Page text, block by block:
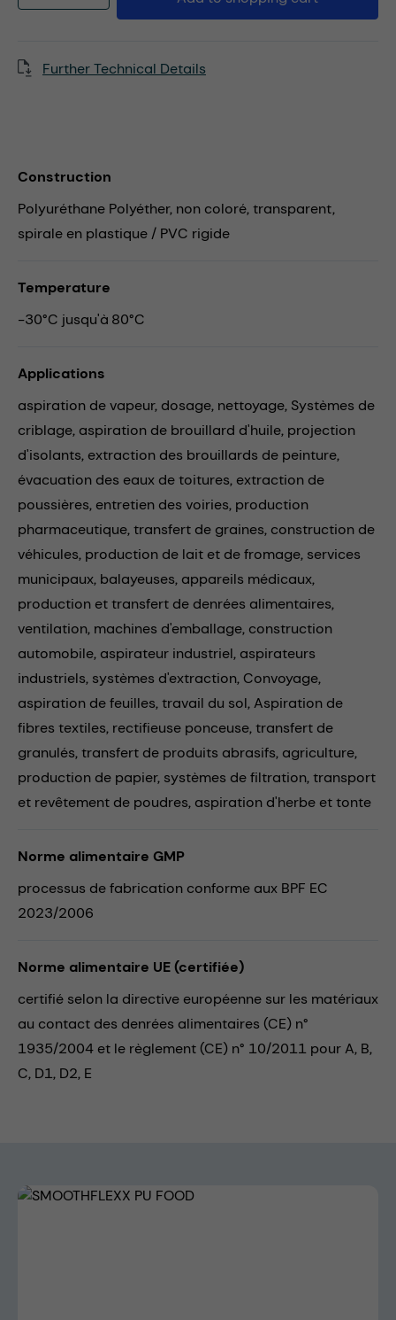
Further Technical Details
Construction
Polyuréthane Polyéther, non coloré, transparent,
spirale en plastique / PVC rigide
Temperature
-30°C jusqu'à 80°C
Applications
aspiration de vapeur, dosage, nettoyage, Systèmes de
criblage, aspiration de brouillard d'huile, projection
d'isolants, extraction des brouillards de peinture,
évacuation des eaux de toitures, extraction de
poussières, entretien des voiries, production
pharmaceutique,transfert de graines, construction de
véhicules, production de lait et de fromage, services
municipaux, balayeuses, appareils médicaux,
production et transfert de denrées alimentaires,
ventilation, machines d'emballage, construction
automobile, aspirateur industriel, aspirateurs
industriels, systèmes d'extraction, Convoyage,
aspiration de feuilles,travail du sol,Aspiration de
fibres textiles, rectifieuse ponceuse,transfert de
granulés,transfert de produits abrasifs, agriculture,
production de papier, systèmes de filtration,transport
et revêtement de poudres, aspiration d'herbe et tonte
Norme alimentaire GMP
processus de fabrication conforme aux BPF EC
2023/2006
Norme alimentaire UE (certifiée)
certifié selon la directive européenne sur les matériaux
au contact des denrées alimentaires (CE) n°
1935/2004 et le règlement (CE) n° 10/2011 pour A, B,
C, D1, D2, E
Skip image gallery